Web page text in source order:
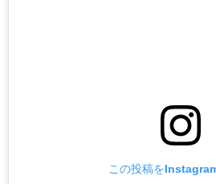
この投稿を